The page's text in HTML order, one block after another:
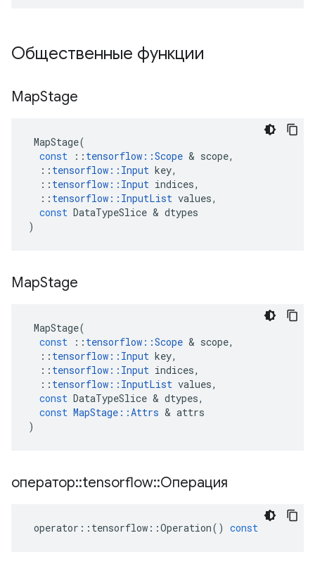
Общественные функции
MapStage
MapStage(
const
:: tensorflow ::Scope & scope,
:: tensorflow :: Input key,
:: tensorflow :: Input indices,
:: tensorflow :: InputList values,
const DataTypeSlice & dtypes
)
MapStage
MapStage(
const
:: tensorflow ::Scope & scope,
:: tensorflow :: Input key,
:: tensorflow :: Input indices,
:: tensorflow :: InputList values,
const DataTypeSlice & dtypes,
const MapStage ::Attrs & attrs
)
оператор::tensorflow::Операция
operator :: tensorflow ::Operation() const